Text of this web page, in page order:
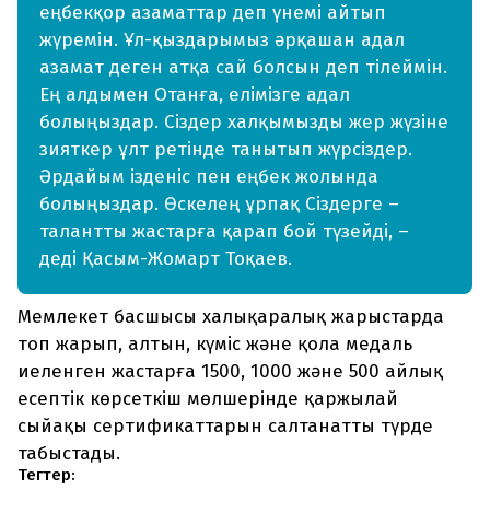
еңбекқор азаматтар деп үнемі айтып
жүремін. Ұл-қыздарымыз әрқашан адал
азамат деген атқа сай болсын деп тілеймін.
Ең алдымен Отанға, елімізге адал
болыңыздар. Сіздер халқымызды жер жүзіне
зияткер ұлт ретінде танытып жүрсіздер.
Әрдайым ізденіс пен еңбек жолында
болыңыздар. Өскелең ұрпақ Сіздерге –
талантты жастарға қарап бой түзейді, –
деді Қасым-Жомарт Тоқаев.
Мемлекет басшысы халықаралық жарыстарда
топ жарып, алтын, күміс және қола медаль
иеленген жастарға 1500, 1000 және 500 айлық
есептік көрсеткіш мөлшерінде қаржылай
сыйақы сертификаттарын салтанатты түрде
табыстады.
Тегтер: